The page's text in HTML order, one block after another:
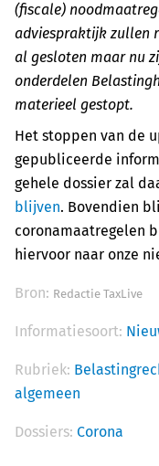
(fiscale)
adviespraktijk zullen
al gesloten maar nu
onderdelen
materieel gestopt.
Het stoppen van de
gepubliceerde
gehele dossier zal
blijven. Bovendien
coronamaatregelen
hiervoor naar onze
Bron: Redactie TaxLive
Informatiesoort:
Rubriek:
algemeen
Dossiers: Corona